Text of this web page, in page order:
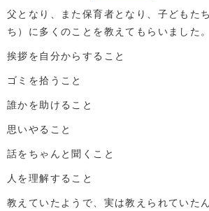
父となり、また保育者となり、子どもた
ち）に多くのことを教えてもらいました。
挨拶を自分からすること
ゴミを拾うこと
誰かを助けること
思いやること
話をちゃんと聞くこと
人を理解すること
教えていたようで、実は教えられていた